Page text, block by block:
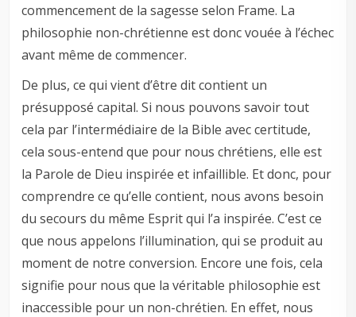
commencement de la sagesse selon Frame. La
philosophie non-chrétienne est donc vouée à l’échec
avant même de commencer.
De plus, ce qui vient d’être dit contient un
présupposé capital. Si nous pouvons savoir tout
cela par l’intermédiaire de la Bible avec certitude,
cela sous-entend que pour nous chrétiens, elle est
la Parole de Dieu inspirée et infaillible. Et donc, pour
comprendre ce qu’elle contient, nous avons besoin
du secours du même Esprit qui l’a inspirée. C’est ce
que nous appelons l’illumination, qui se produit au
moment de notre conversion. Encore une fois, cela
signifie pour nous que la véritable philosophie est
inaccessible pour un non-chrétien. En effet, nous